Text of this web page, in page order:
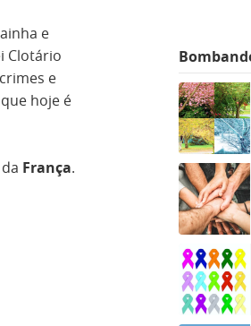
e
Clotário
e
hoje é
França.